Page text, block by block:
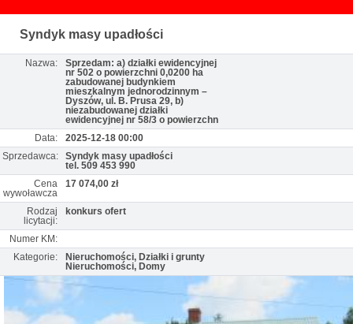
Syndyk masy upadłości
Nazwa:
Sprzedam: a) działki ewidencyjnej
nr 502 o powierzchni 0,0200 ha
zabudowanej budynkiem
mieszkalnym jednorodzinnym –
Dyszów, ul. B. Prusa 29, b)
niezabudowanej działki
ewidencyjnej nr 58/3 o powierzchn
Data:
2025-12-18 00:00
Sprzedawca:
Syndyk masy upadłości
tel. 509 453 990
Cena
wywoławcza
17 074,00 zł
Rodzaj
licytacji:
konkurs ofert
Numer KM:
Kategorie:
Nieruchomości, Działki i grunty
Nieruchomości, Domy